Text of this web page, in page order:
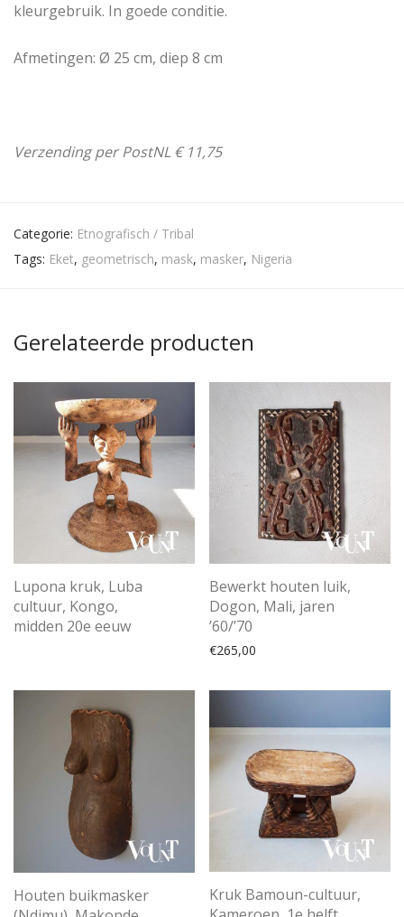
kleurgebruik. In goede conditie.
Afmetingen: Ø 25 cm, diep 8 cm
Verzending per PostNL € 11,75
Categorie: Etnografisch / Tribal
Tags: Eket, geometrisch, mask, masker, Nigeria
Gerelateerde producten
Lupona kruk, Luba
cultuur, Kongo,
midden 20e eeuw
Bewerkt houten luik,
Dogon, Mali, jaren
’60/’70
€265,00
Houten buikmasker
Kruk Bamoun-cultuur,